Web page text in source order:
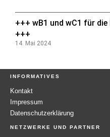
+++ wB1 und wC1 für
+++
14. Mai 2024
INFORMATIVES
Kontakt
Impressum
Datenschutzerklärung
NETZWERKE UND PARTNER